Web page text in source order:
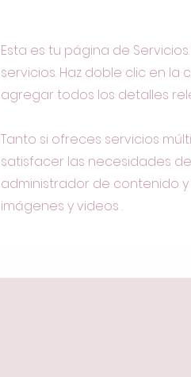
Esta es tu página de
servicios. Haz doble clic en
agregar todos los detalles
Tanto si ofreces servicios
satisfacer las necesidades
administrador de contenido
imágenes y videos .